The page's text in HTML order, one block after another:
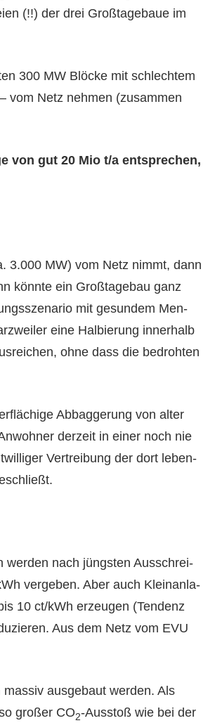
(!!) der drei Groß­tage­baue im
300 MW Blöcke mit schlechtem
Netz nehmen (zusam­men
von gut 20 Mio t/a entsprechen,
3.000 MW) vom Netz nimmt, dann
kön­nte ein Groß­tage­bau ganz
mit gesun­dem Men­
eine Hal­bierung inner­halb
ohne dass die bedro­ht­en
Abbag­gerung von alter
derzeit in ein­er noch nie
Vertrei­bung der dort leben­
wer­den nach jüng­sten Auss­chrei­
vergeben. Aber auch Kleinan­la­
10 ct/kWh erzeu­gen (Ten­denz
Aus dem Netz vom EVU
aus­ge­baut wer­den. Als
großer CO2-Ausstoß wie bei der